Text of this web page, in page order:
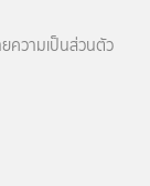
ความเป็นส่วนตัว